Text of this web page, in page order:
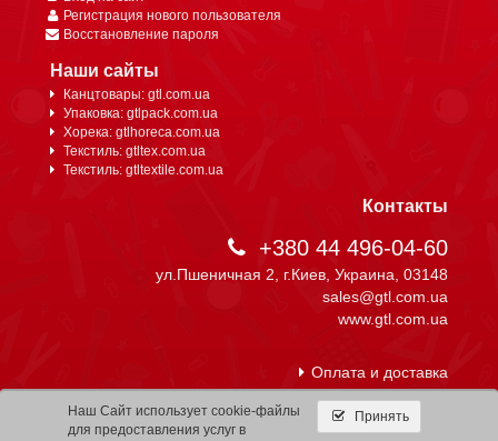
Регистрация нового пользователя
Восстановление пароля
Наши сайты
Канцтовары: gtl.com.ua
Упаковка: gtlpack.com.ua
Хорека: gtlhoreca.com.ua
Текстиль: gtltex.com.ua
Текстиль: gtltextile.com.ua
Контакты
+380 44 496-04-60
ул.Пшеничная 2, г.Киев, Украина, 03148
sales@gtl.com.ua
www.gtl.com.ua
Оплата и доставка
Принять
Наш Сайт использует cookie-файлы
для предоставления услуг в